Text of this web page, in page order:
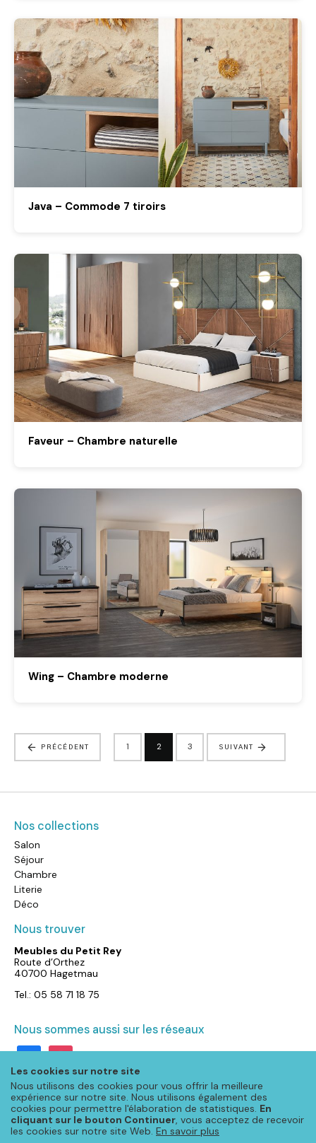
Les cookies sur notre site
Nous utilisons des cookies pour vous offrir la meilleure
expérience sur notre site. Nous utilisons également des
cookies pour permettre l'élaboration de statistiques. En
cliquant sur le bouton Continuer, vous acceptez de recevoir
les cookies sur notre site Web. En savoir plus
Java – Commode 7 tiroirs
Faveur – Chambre naturelle
Wing – Chambre moderne
PRÉCÉDENT 1 2 3 SUIVANT
Nos collections
Salon
Séjour
Chambre
Literie
Déco
Nous trouver
Meubles du Petit Rey
Route d’Orthez
40700 Hagetmau
Tel.: 05 58 71 18 75
Nous sommes aussi sur les réseaux
facebookinstagram